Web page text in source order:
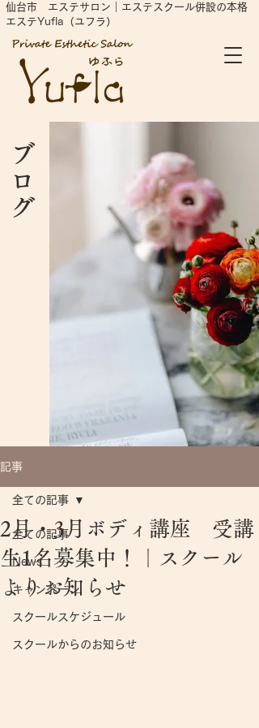
仙台市 エステサロン｜エステスクール併設の本格
エステYufla（ユフラ）
ブログ
記事
全ての記事
News
キャンペーン
スクールスケジュール
スクールからのお知らせ
全ての記事
2月・3月ボディ講座 受講
生1名募集中！｜スクール
よりお知らせ